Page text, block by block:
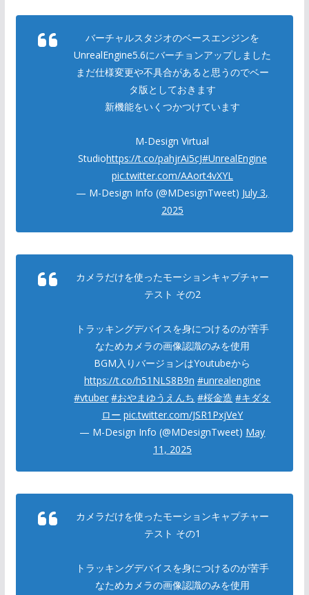
バーチャルスタジオのベースエンジンを
UnrealEngine5.6にバーチョンアップしました
まだ仕様変更や不具合があると思うのでベー
タ版としておきます
新機能をいくつかつけています
M-Design Virtual
Studiohttps://t.co/pahjrAi5cJ#UnrealEngine
pic.twitter.com/AAort4vXYL
— M-Design Info (@MDesignTweet) July 3,
2025
カメラだけを使ったモーションキャプチャー
テスト その2
トラッキングデバイスを身につけるのが苦手
なためカメラの画像認識のみを使用
BGM入りバージョンはYoutubeから
https://t.co/h51NLS8B9n #unrealengine
#vtuber #おやまゆうえんち #桜金造 #キダタ
ロー pic.twitter.com/JSR1PxjVeY
— M-Design Info (@MDesignTweet) May
11, 2025
カメラだけを使ったモーションキャプチャー
テスト その1
トラッキングデバイスを身につけるのが苦手
なためカメラの画像認識のみを使用